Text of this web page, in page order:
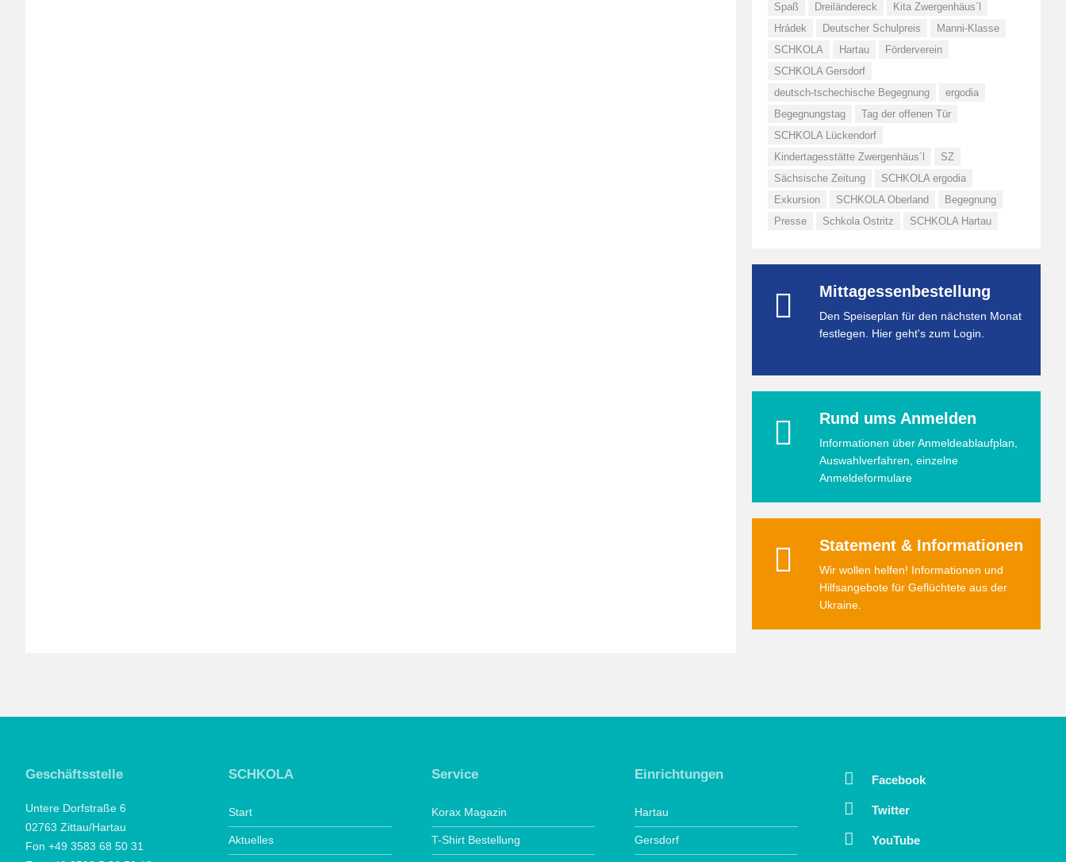
Spaß
Dreiländereck
Kita Zwergenhäus´l
Hrádek
Deutscher Schulpreis
Manni-Klasse
SCHKOLA
Hartau
Förderverein
SCHKOLA Gersdorf
deutsch-tschechische Begegnung
ergodia
Begegnungstag
Tag der offenen Tür
SCHKOLA Lückendorf
Kindertagesstätte Zwergenhäus´l
SZ
Sächsische Zeitung
SCHKOLA ergodia
Exkursion
SCHKOLA Oberland
Begegnung
Presse
Schkola Ostritz SCHKOLA Hartau
Mittagessenbestellung
Den Speiseplan für den nächsten Monat
festlegen. Hier geht's zum Login.
Rund ums Anmelden
Informationen über Anmeldeablaufplan,
Auswahlverfahren, einzelne
Anmeldeformulare
Statement & Informationen
Wir wollen helfen! Informationen und
Hilfsangebote für Geflüchtete aus der
Ukraine.
Geschäftsstelle
Untere Dorfstraße 6
02763 Zittau/Hartau
Fon +49 3583 68 50 31
SCHKOLA
Start
Aktuelles
Service
Korax Magazin
T-Shirt Bestellung
Einrichtungen
Hartau
Gersdorf
Facebook
Twitter
YouTube